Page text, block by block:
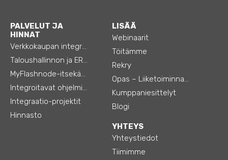
PALVELUT JA
HINNAT
Verkkokaupan integraatiot
Taloushallinnon ja ERP:n integraatiot
MyFlashnode-itsekäyttö-automaatio
Integroitavat ohjelmistot
Integraatio-projektit
Hinnasto
LISÄÄ
Webinaarit
Töitämme
Rekry
Opas – Liiketoiminnan tehostamiseen
Kumppaniesittelyt
Blogi
YHTEYS
Yhteystiedot
Tiimimme